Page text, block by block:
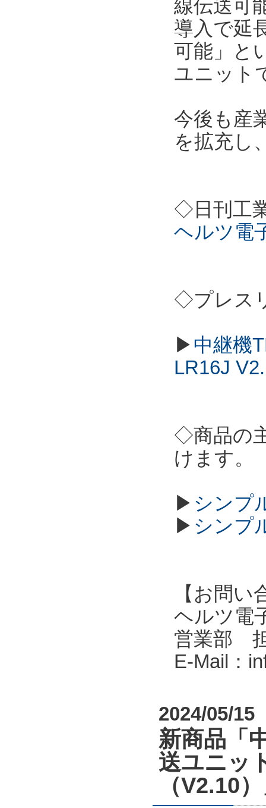
線伝送可
導入で延
可能」と
ユニット
今後も産
を拡充し
◇日刊工
ヘルツ電
◇プレス
▶中継機
LR16J
◇商品の
けます。
▶ シンプ
▶ シンプ
【お問い
ヘルツ電
営業部
E-Mail：
2024/05/15
新商品「
送ユニッ
（V2.10